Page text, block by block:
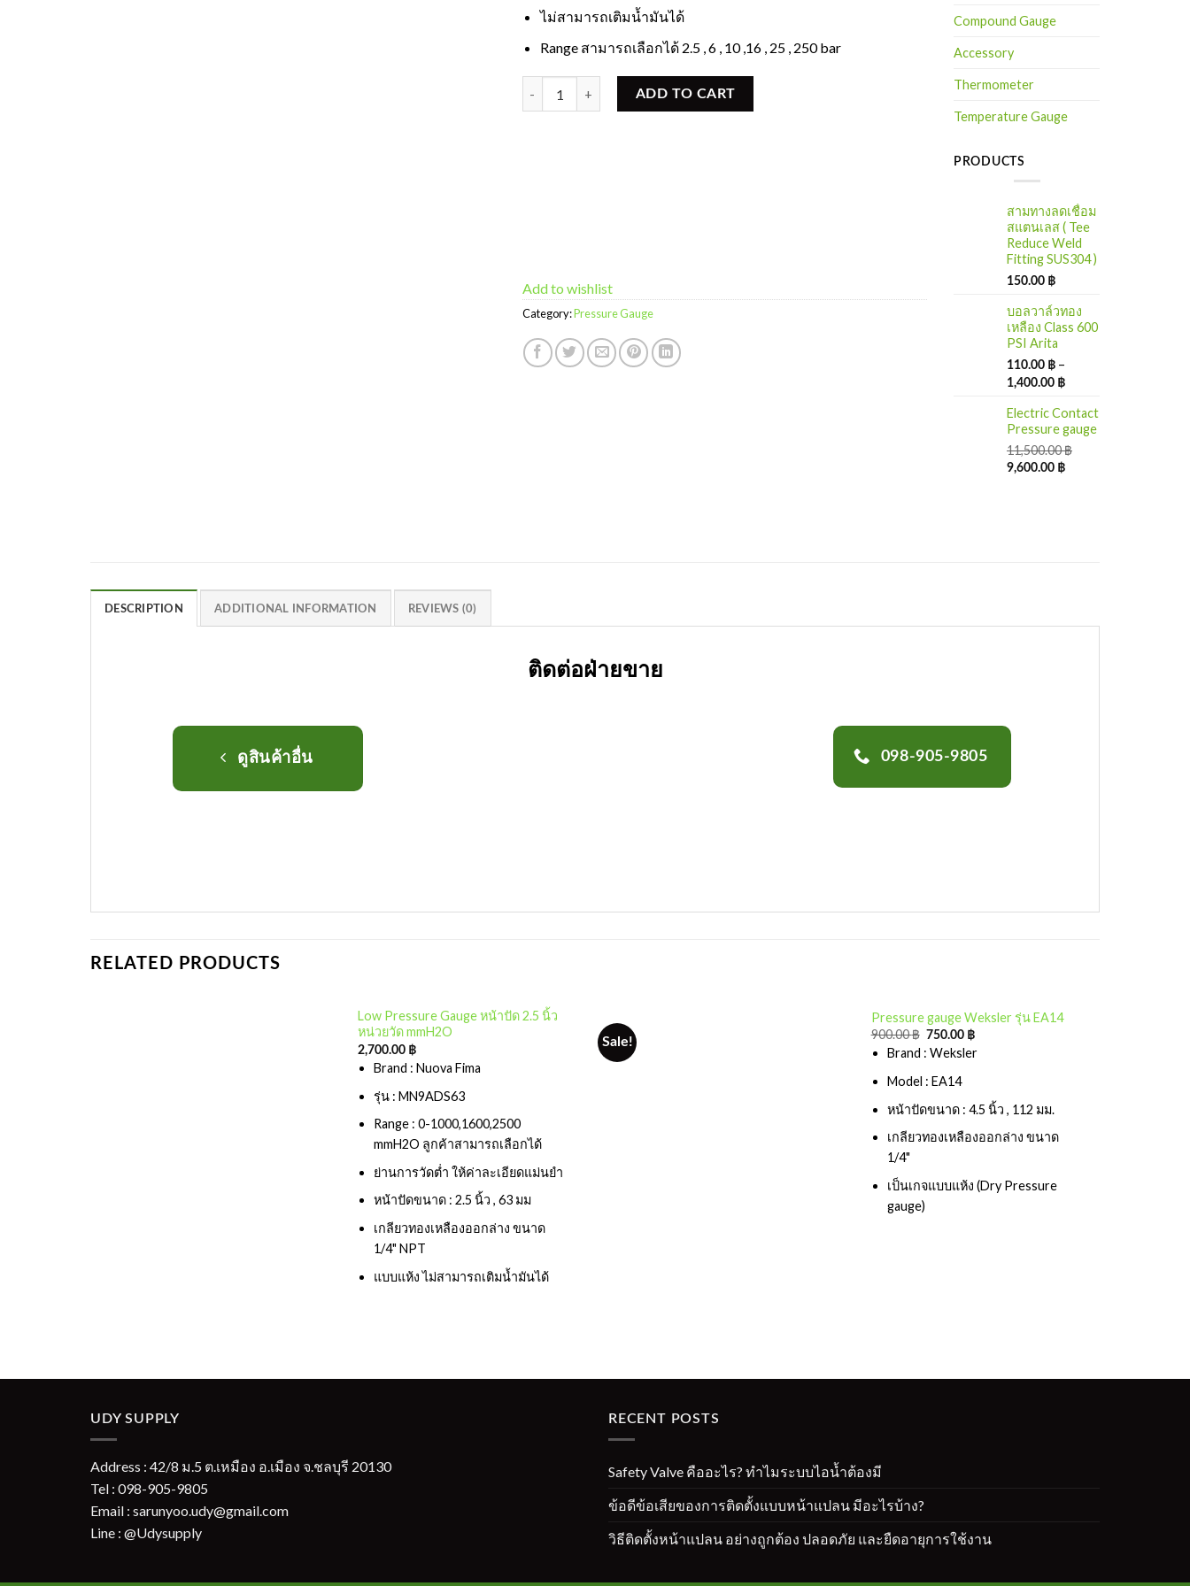
ไม่สามารถเติมน้ำมันได้
Range สามารถเลือกได้ 2.5 , 6 , 10 ,16 , 25 , 250 bar
Pressure gauge หน้าปัด 6 นิ้ว quantity
ADD TO CART
Add to wishlist
Category:Pressure Gauge
Compound Gauge
Accessory
Thermometer
Temperature Gauge
PRODUCTS
สามทางลดเชื่อม
สแตนเลส ( Tee
Reduce Weld
Fitting SUS304 )
150.00 ฿
บอลวาล์วทอง
เหลือง Class 600
PSI Arita
110.00 ฿ –
1,400.00 ฿
Electric Contact
Pressure gauge
11,500.00฿
9,600.00 ฿
DESCRIPTION ADDITIONAL INFORMATION REVIEWS (0)
ติดต่อฝ่ายขาย
ดูสินค้าอื่น 098-905-9805
RELATED PRODUCTS
Low Pressure Gauge หน้าปัด 2.5 นิ้ว
หน่วยวัด mmH2O
2,700.00 ฿
Brand : Nuova Fima
รุ่น : MN9ADS63
Range : 0-1000,1600,2500
mmH2O ลูกค้าสามารถเลือกได้
ย่านการวัดต่ำ ให้ค่าละเอียดแม่นยำ
หน้าปัดขนาด : 2.5 นิ้ว , 63 มม
เกลียวทองเหลืองออกล่าง ขนาด
1/4" NPT
แบบแห้ง ไม่สามารถเติมน้ำมันได้
Sale!
Pressure gauge Weksler รุ่น EA14
900.00฿ 750.00 ฿
Brand : Weksler
Model : EA14
หน้าปัดขนาด : 4.5 นิ้ว , 112 มม.
เกลียวทองเหลืองออกล่าง ขนาด
1/4"
เป็นเกจแบบแห้ง (Dry Pressure
gauge)
UDY SUPPLY
Address : 42/8 ม.5 ต.เหมือง อ.เมือง จ.ชลบุรี 20130
Tel : 098-905-9805
Email : sarunyoo.udy@gmail.com
Line : @Udysupply
RECENT POSTS
Safety Valve คืออะไร? ทำไมระบบไอน้ำต้องมี
ข้อดีข้อเสียของการติดตั้งแบบหน้าแปลน มีอะไรบ้าง?
วิธีติดตั้งหน้าแปลน อย่างถูกต้อง ปลอดภัย และยืดอายุการใช้งาน